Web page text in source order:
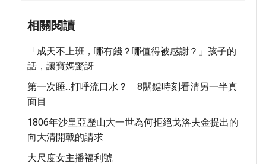
相關閱讀
「成天不上班，哪有錢？哪值得被感謝？」孩子的
話，讓寶媽驚訝
第一次睡...打呼流口水？ 8關鍵時刻看清另一半真
面目
1806年沙皇亞歷山大一世為何拒絕戈洛夫金提出的
向大清開戰的請求
大尺度女主播福利號